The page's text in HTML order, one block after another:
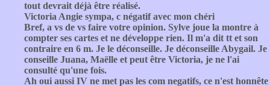
tout devrait déjà être réalisé.
Victoria Angie sympa, c négatif avec mon chéri
Bref, a vs de vs faire votre opinion. Sylve joue la montre à
compter ses cartes et ne développe rien. Il m'a dit tt et son
contraire en 6 m. Je le déconseille. Je déconseille Abygail. Je
conseille Juana, Maëlle et peut être Victoria, je ne l'ai
consulté qu'une fois.
Ah oui aussi IV ne met pas les com negatifs, ce n'est honnête